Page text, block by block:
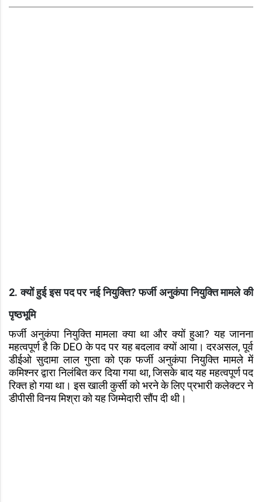
2. क्यों हुई इस पद पर नई नियुक्ति? फर्जी अनुकंपा नियुक्ति मामले की
पृष्ठभूमि
फर्जी अनुकंपा नियुक्ति मामला क्या था और क्यों हुआ? यह जानना
महत्वपूर्ण है कि DEO के पद पर यह बदलाव क्यों आया। दरअसल, पूर्व
डीईओ सुदामा लाल गुप्ता को एक फर्जी अनुकंपा नियुक्ति मामले में
कमिश्नर द्वारा निलंबित कर दिया गया था, जिसके बाद यह महत्वपूर्ण पद
रिक्त हो गया था। इस खाली कुर्सी को भरने के लिए प्रभारी कलेक्टर ने
डीपीसी विनय मिश्रा को यह जिम्मेदारी सौंप दी थी।